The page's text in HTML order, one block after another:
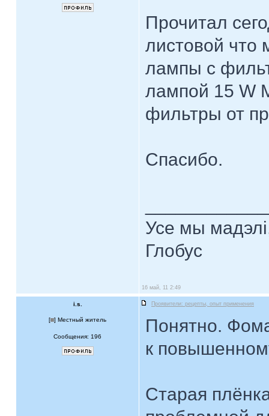
Прочитал
листовой что
лампы с
лампой 15 W
фильтры от
Спасибо.
Усе мы
Глобус
16 май, 11 2:49
i.s. Проявители: рецепты, опыт применения
[ ] Местный житель
Сообщения: 196
Понятно.
к
Старая